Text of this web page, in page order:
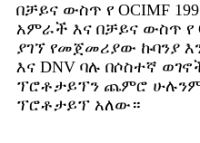
በቻይና ውስጥ የ OCIMF
አምራች እና በቻይና ውስጥ የ
ያገኘ የመጀመሪያው ኩባንያ
እና DNV ባሉ በሶስተኛ
ፕሮቶታይፕን ጨምሮ ሁሉንም
ፕሮቶታይፕ አለው።